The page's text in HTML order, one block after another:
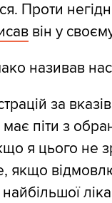
Проти
він у
називав
за
піти з
я цього не
якщо